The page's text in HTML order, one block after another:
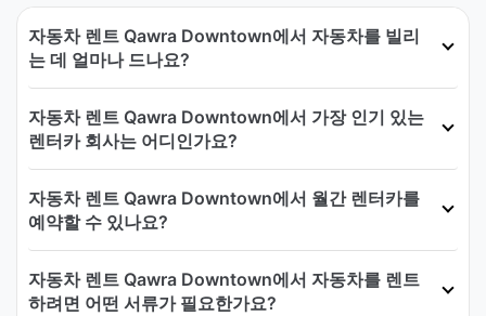
자동차 렌트 Qawra Downtown에서 자동차를 빌리
는 데 얼마나 드나요?
자동차 렌트 Qawra Downtown에서 가장 인기 있는
렌터카 회사는 어디인가요?
자동차 렌트 Qawra Downtown에서 월간 렌터카를
예약할 수 있나요?
자동차 렌트 Qawra Downtown에서 자동차를 렌트
하려면 어떤 서류가 필요한가요?